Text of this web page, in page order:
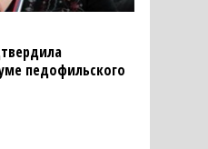
педофильского